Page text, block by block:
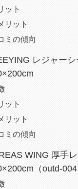
ット
リット
ミの傾向
レジャー
ット
リット
ミの傾向
WING 厚手
（outd-004